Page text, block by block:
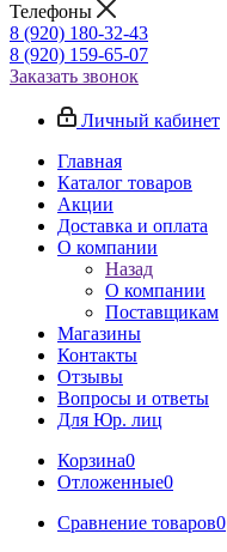
Телефоны
8 (920) 180-32-43
8 (920) 159-65-07
Заказать звонок
Личный кабинет
Главная
Каталог товаров
Акции
Доставка и оплата
О компании
Назад
О компании
Поставщикам
Магазины
Контакты
Отзывы
Вопросы и ответы
Для Юр. лиц
Корзина0
Отложенные0
Сравнение товаров0